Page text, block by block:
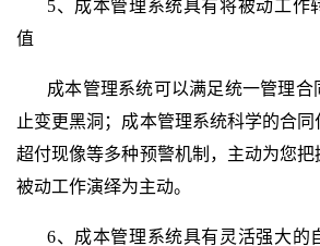
5、 成本管理系统具有将被动工作
值
成本管理系统可以满足统一管理
止变更黑洞；成本管理系统科学的合
超付现像等多种预警机制，主动为您
被动工作演绎为主动。
6、 成本管理系统具有灵活强大的